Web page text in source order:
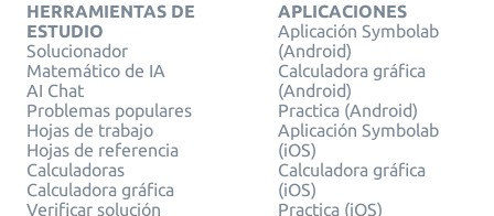
HERRAMIENTAS DE
ESTUDIO
Solucionador
Matemático de IA
AI Chat
Problemas populares
Hojas de trabajo
Hojas de referencia
Calculadoras
Calculadora gráfica
Verificar solución
APLICACIONES
Aplicación Symbolab
(Android)
Calculadora gráfica
(Android)
Practica (Android)
Aplicación Symbolab
(iOS)
Calculadora gráfica
(iOS)
Practica (iOS)